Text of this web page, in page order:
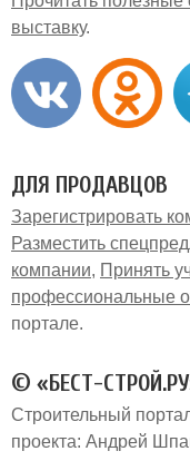
выставку
ДЛЯ ПРОДАВЦОВ
Зарегистрировать
Разместить
компании
Принять
профессиональные
портале
© «БЕСТ-
Строительный
проекта: Андрей